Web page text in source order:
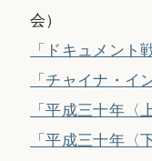
会）
「ドキュメント
「チャイナ・イ
「平成三十年
「平成三十年